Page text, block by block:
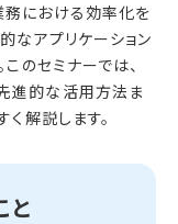
における効率化を
なアプリケーション
のセミナーでは、
進的な活用方法ま
解説します。
と